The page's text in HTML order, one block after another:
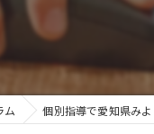
ム 個別指導で愛知県み